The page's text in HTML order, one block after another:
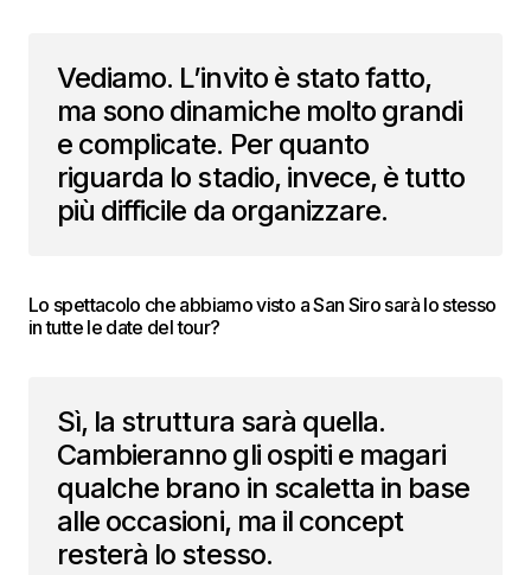
Vediamo. L’invito è stato fatto,
ma sono dinamiche molto grandi
e complicate. Per quanto
riguarda lo stadio, invece, è tutto
più difficile da organizzare.
Lo spettacolo che abbiamo visto a San Siro sarà lo stesso
in tutte le date del tour?
Sì, la struttura sarà quella.
Cambieranno gli ospiti e magari
qualche brano in scaletta in base
alle occasioni, ma il concept
resterà lo stesso.